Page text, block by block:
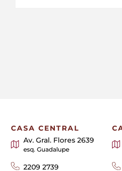
CASA CENTRAL
Av. Gral. Flores 2639
esq. Guadalupe
2209 2739